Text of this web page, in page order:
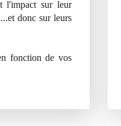
l'impact sur leur
donc sur leurs
fonction de vos